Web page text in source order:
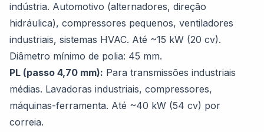
indústria. Automotivo (alternadores, direção
hidráulica), compressores pequenos, ventiladores
industriais, sistemas HVAC. Até ~15 kW (20 cv).
Diâmetro mínimo de polia: 45 mm.
PL (passo 4,70 mm): Para transmissões industriais
médias. Lavadoras industriais, compressores,
máquinas-ferramenta. Até ~40 kW (54 cv) por
correia.